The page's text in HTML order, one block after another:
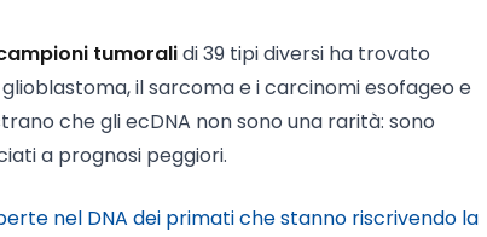
tumoralidi 39 tipi diversi ha trovato
il sarcoma e i carcinomi esofageo e
che gli ecDNA non sono una rarità: sono
a prognosi peggiori.
nel DNA dei primati che stanno riscrivendo la